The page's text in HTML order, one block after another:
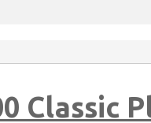
Classic